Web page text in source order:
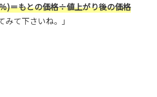
)＝もとの価格÷値上がり後の価格
みて下さいね。」